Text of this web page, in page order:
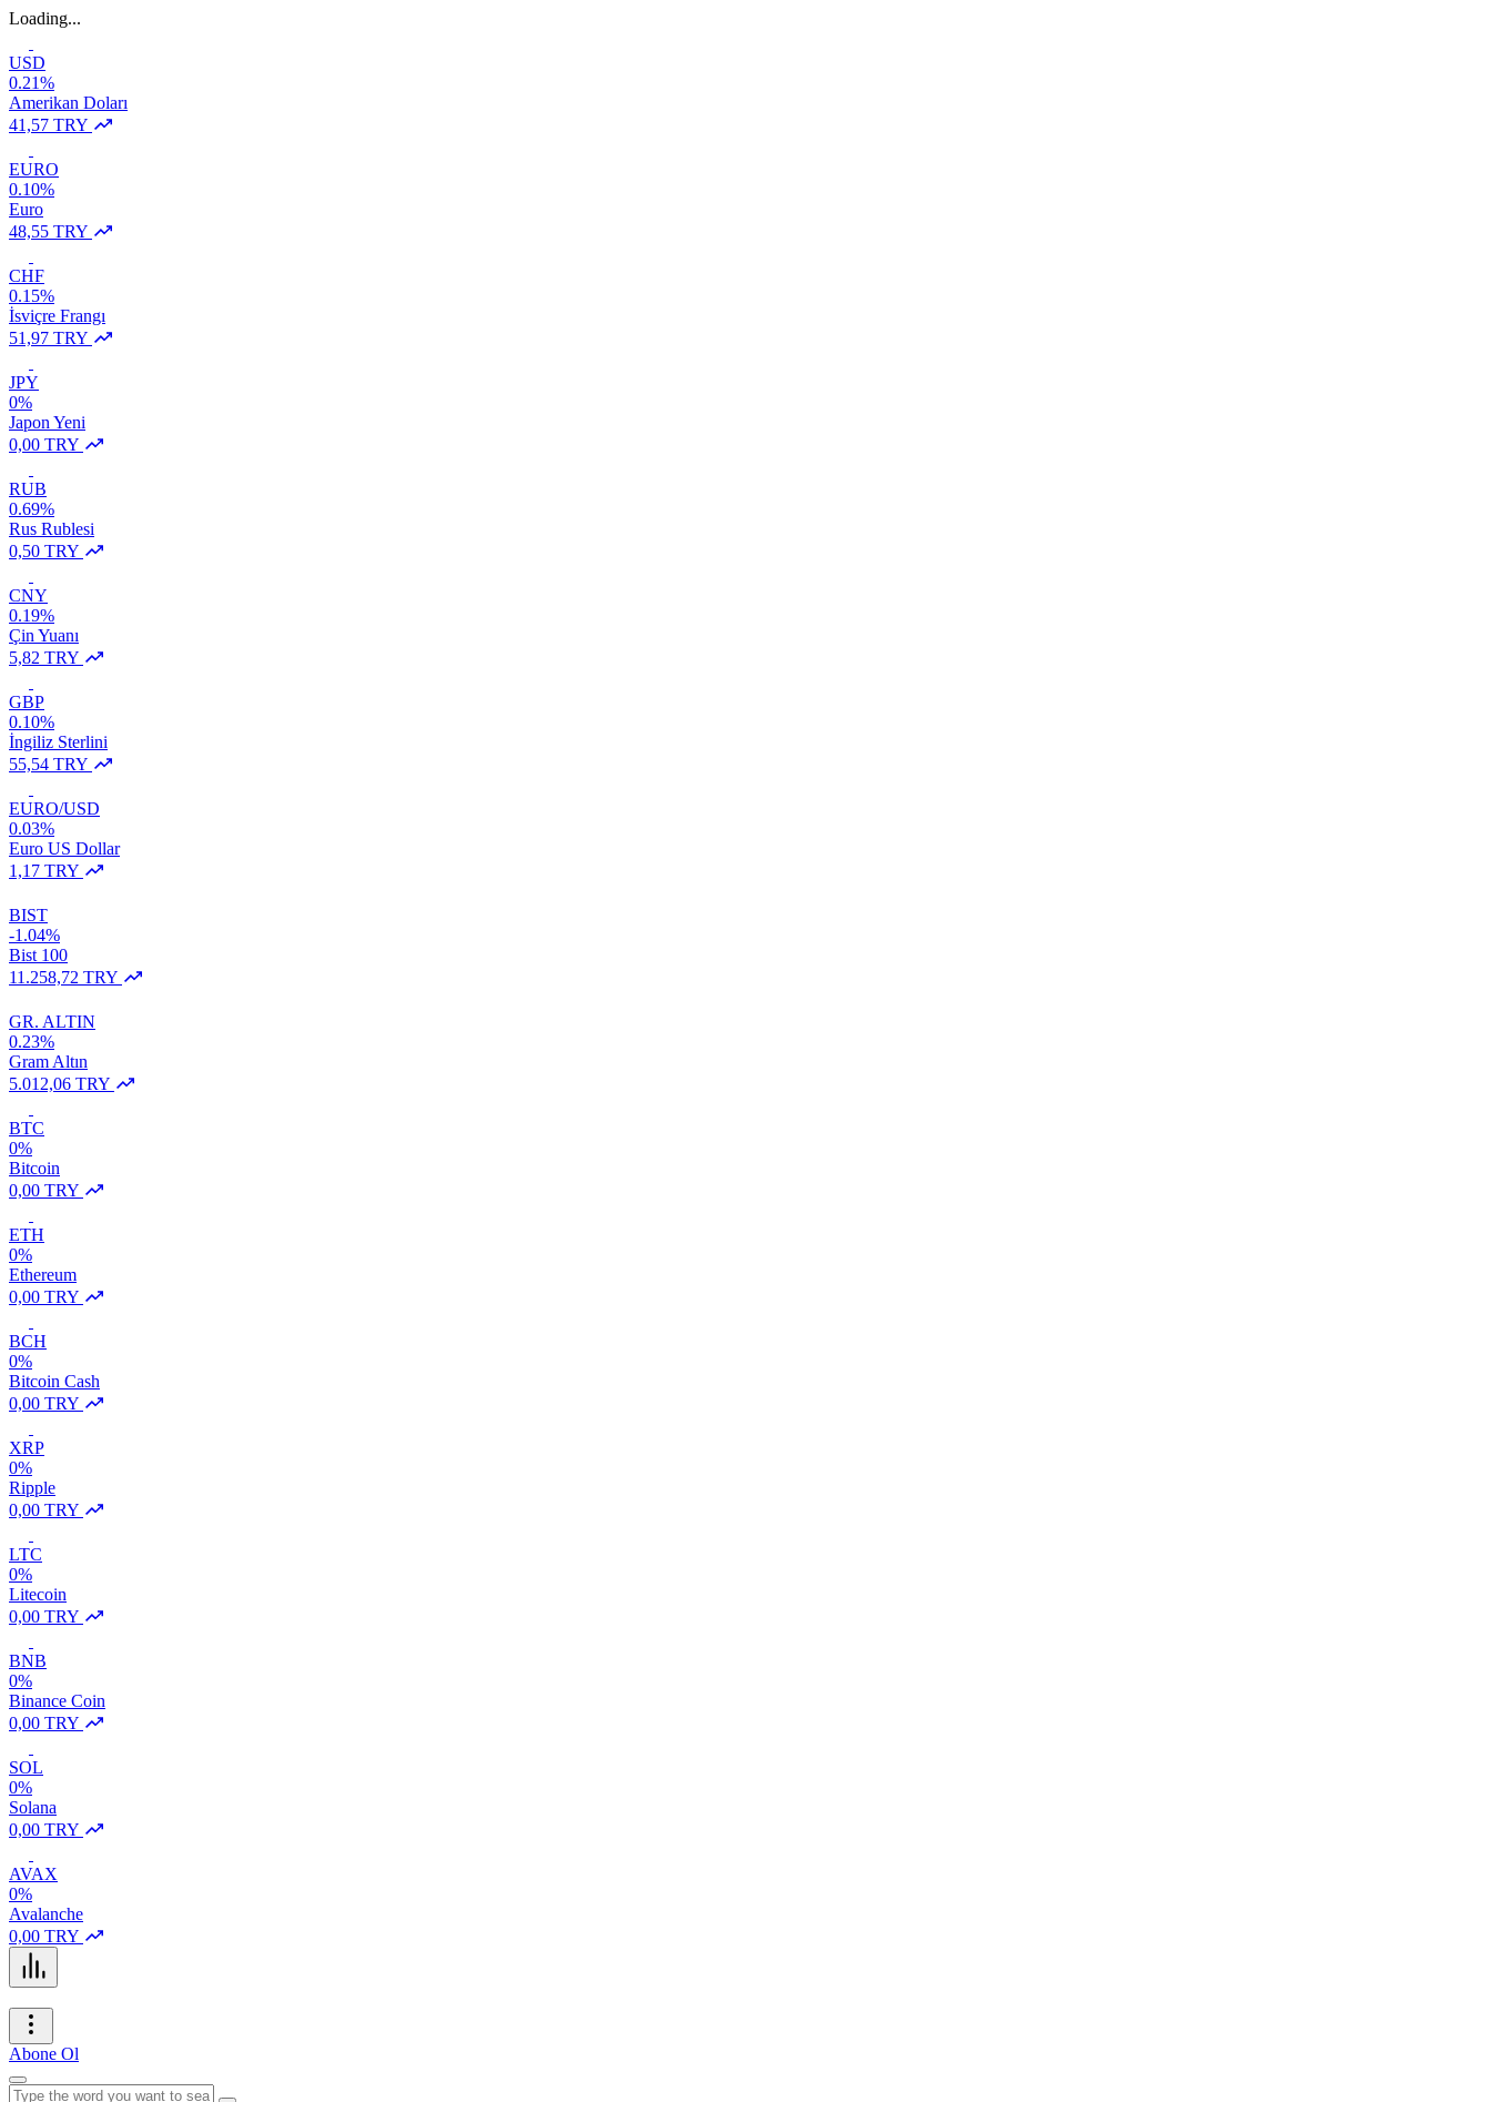
Loading...
USD
0.21%
Amerikan Doları
41,57 TRY
EURO
0.10%
Euro
48,55 TRY
CHF
0.15%
İsviçre Frangı
51,97 TRY
JPY
0%
Japon Yeni
0,00 TRY
RUB
0.69%
Rus Rublesi
0,50 TRY
CNY
0.19%
Çin Yuanı
5,82 TRY
GBP
0.10%
İngiliz Sterlini
55,54 TRY
EURO/USD
0.03%
Euro US Dollar
1,17 TRY
BIST
-1.04%
Bist 100
11.258,72 TRY
GR. ALTIN
0.23%
Gram Altın
5.012,06 TRY
BTC
0%
Bitcoin
0,00 TRY
ETH
0%
Ethereum
0,00 TRY
BCH
0%
Bitcoin Cash
0,00 TRY
XRP
0%
Ripple
0,00 TRY
LTC
0%
Litecoin
0,00 TRY
BNB
0%
Binance Coin
0,00 TRY
SOL
0%
Solana
0,00 TRY
AVAX
0%
Avalanche
0,00 TRY
Abone Ol